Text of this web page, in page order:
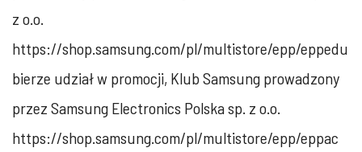
z o.o.
https://shop.samsung.com/pl/multistore/epp/eppedu
bierze udział w promocji, Klub Samsung prowadzony
przez Samsung Electronics Polska sp. z o.o.
https://shop.samsung.com/pl/multistore/epp/eppac